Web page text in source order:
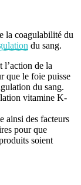
la coagulabilité du
du sang.
l’action de la
que le foie puisse
du sang.
vitamine K-
ainsi des facteurs
pour que
soient